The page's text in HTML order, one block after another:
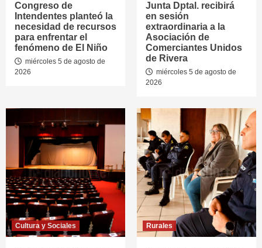
Congreso de
Intendentes planteó la
necesidad de recursos
para enfrentar el
fenómeno de El Niño
miércoles 5 de agosto de
2026
Junta Dptal. recibirá
en sesión
extraordinaria a la
Asociación de
Comerciantes Unidos
de Rivera
miércoles 5 de agosto de
2026
Cultura y Sociales Rurales